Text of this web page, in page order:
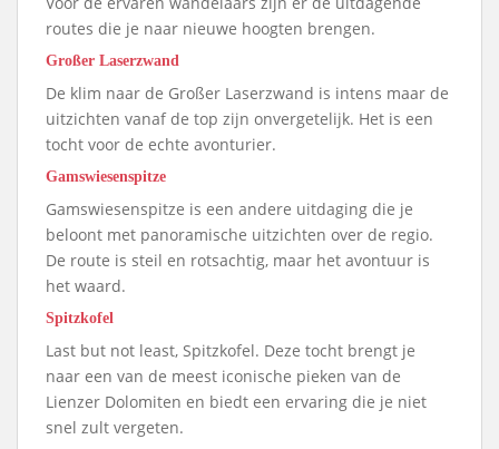
routes die je naar nieuwe hoogten brengen.
Großer Laserzwand
De klim naar de Großer Laserzwand is intens maar de
uitzichten vanaf de top zijn onvergetelijk. Het is een
tocht voor de echte avonturier.
Gamswiesenspitze
Gamswiesenspitze is een andere uitdaging die je
beloont met panoramische uitzichten over de regio.
De route is steil en rotsachtig, maar het avontuur is
het waard.
Spitzkofel
Last but not least, Spitzkofel. Deze tocht brengt je
naar een van de meest iconische pieken van de
Lienzer Dolomiten en biedt een ervaring die je niet
snel zult vergeten.